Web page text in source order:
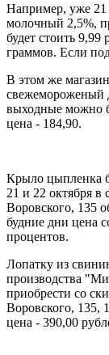
Например, уже 21
молочный 2,5%,
будет стоить
граммов. Если
В этом же
свежемороженый
выходные можно
цена - 184,90.
Крыло цыпленка
21 и 22 октября в
Воровского, 135
будние дни цена
процентов.
Лопатку из
производства
приобрести со
Воровского, 135,
цена - 390,00